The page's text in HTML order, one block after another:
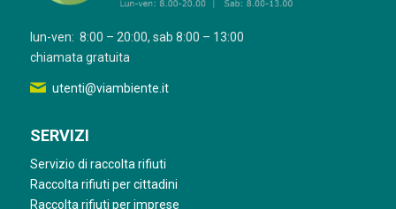
lun-ven: 8:00 – 20:00, sab 8:00 – 13:00
chiamata gratuita
utenti@viambiente.it
SERVIZI
Servizio di raccolta rifiuti
Raccolta rifiuti per cittadini
Raccolta rifiuti per imprese